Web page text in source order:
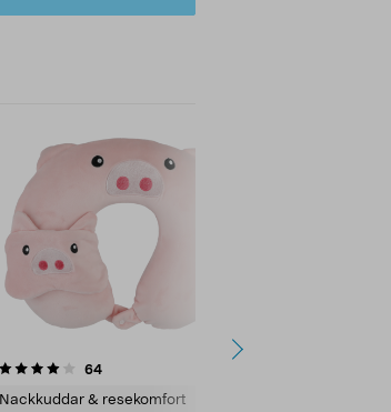
64recensioner
Nackkuddar & resekomfort
4.0 av 5 stjärnor